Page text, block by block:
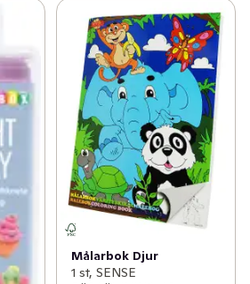
Målarbok Djur
1 st, SENSE